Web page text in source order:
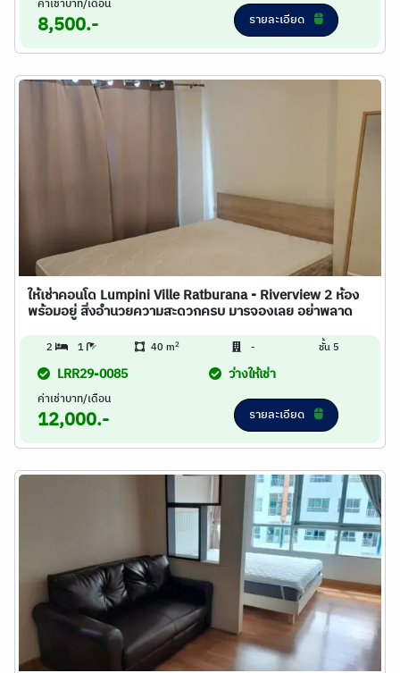
ค่าเช่าบาท/เดือน
8,500.- รายละเอียด
ให้เช่าคอนโด Lumpini Ville Ratburana - Riverview 2 ห้อง
พร้อมอยู่ สิ่งอำนวยความสะดวกครบ มารจองเลย อย่าพลาด
2 1 40 m2 - ชั้น 5
LRR29-0085 ว่างให้เช่า
ค่าเช่าบาท/เดือน
12,000.- รายละเอียด